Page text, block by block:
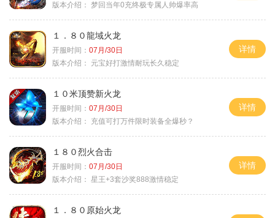
版本介绍： 梦回当年0充终极专属人帅爆率高
１．８０龍域火龙
开服时间： 07月/30日
版本介绍：
元宝好打激情耐玩长久稳定
详情
１０米顶赞新火龙
开服时间： 07月/30日
版本介绍：
充值可打万件限时装备全爆秒？
详情
１８０烈火合击
开服时间： 07月/30日
版本介绍： 星王+3套沙奖888激情稳定
详情
１．８０原始火龙